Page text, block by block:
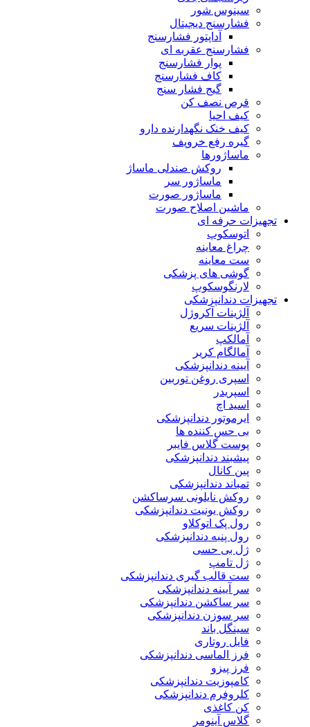
سینوس شور
فشارسنج دیجیتال
آداپتور فشارسنج
فشارسنج عقربه ای
پوار فشارسنج
کاف فشارسنج
گیج فشار سنج
قرص نصف کن
کیف احیا
کیف خنک نگهدارنده دارو
گیره رفع خروپف
ماساژورها
روکش صندلی ماساژ
ماساژور سر
ماساژور صورت
ماشین اصلاح صورت
تجهیزات حرفه ای
اتوسکوپ
چراغ معاینه
ست معاینه
گوشی های پزشکی
لارنگوسکوپ
تجهیزات دندانپزشکی
آلژینات آکروژل
آلژینات سریع
آمالکپ
آمالگام کریر
آیینه دندانپزشکی
اسپری روغن توربین
اسپریدر
اسید اچ
ایرموتور دندانپزشکی
بی حس کننده ها
پوست گلاس فایبر
پیشبند دندانپزشکی
پین کانال
تمباند دندانپزشکی
روکش نایلونی سرساکشن
روکش یونیت دندانپزشکی
رول پک اتوکلاو
رول پنبه دندانپزشکی
ژل بی حسی
ژل تامپ
ست قالب گیری دندانپزشکی
سر آیینه دندانپزشکی
سر ساکشن دندانپزشکی
سر سوزن دندانپزشکی
سینگل باند
فایل روتاری
فرز الماسی دندانپزشکی
فرز پیزو
کامپوزیت دندانپزشکی
کلروفرم دندانپزشکی
کن کاغذی
گلاس آینومر